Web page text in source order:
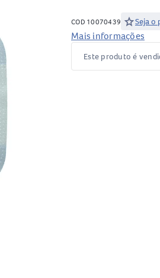
COD 10070439 starSeja o
Mais informações
Este produto é